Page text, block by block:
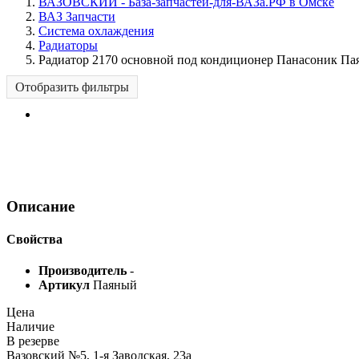
ВАЗ Запчасти
Система охлаждения
Радиаторы
Радиатор 2170 основной под кондиционер Панасоник
Отобразить фильтры
Описание
Свойства
Производитель -
Артикул Паяный
Цена
Наличие
В резерве